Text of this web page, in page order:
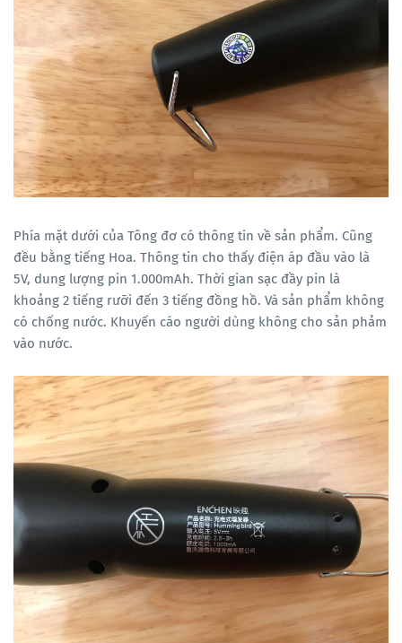
Phía mặt dưới của Tông đơ có thông tin về sản phẩm. Cũng
đều bằng tiếng Hoa. Thông tin cho thấy điện áp đầu vào là
5V, dung lượng pin 1.000mAh. Thời gian sạc đầy pin là
khoảng 2 tiếng rưỡi đến 3 tiếng đồng hồ. Và sản phẩm không
có chống nước. Khuyến cáo người dùng không cho sản phảm
vào nước.